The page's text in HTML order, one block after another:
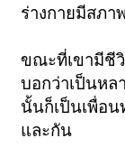
ร่างกายมีสภา
ขณะที่เขามีชี
บอกว่าเป็นห
นั้นก็เป็นเพื่อ
และกัน